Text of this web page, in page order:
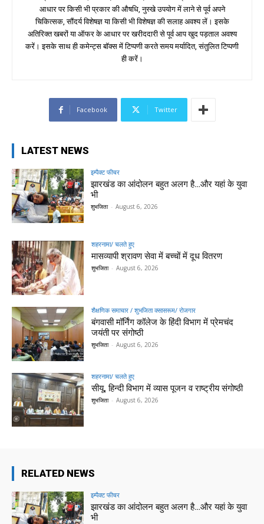
आधार पर किसी भी प्रकार की औषधि, नुस्खे उपयोग में लाने से पूर्व अपने
चिकित्सक, सौंदर्य विशेषज्ञ या किसी भी विशेषज्ञ की सलाह अवश्य लें। इसके
अतिरिक्त खबरों या ऑफर के आधार पर खरीददारी से पूर्व आप खुद पड़ताल अवश्य
करें। इसके साथ ही कमेन्ट्स बॉक्स में टिप्पणी करते समय मर्यादित, संतुलित टिप्पणी
ही करें।
Facebook Twitter
LATEST NEWS
इम्पैक्ट फीचर
झारखंड का आंदोलन बहुत अलग है…और यहां के युवा
भी
शुभजिता - August 6, 2026
शहरनामा/ चलते हुए
मासव्यापी श्रावण सेवा में बच्चों में दूध वितरण
शुभजिता - August 6, 2026
शैक्षणिक समाचार / शुभजिता क्सासरूम/ रोजगार
बंगवासी मॉर्निंग कॉलेज के हिंदी विभाग में प्रेमचंद
जयंती पर संगोष्ठी
शुभजिता - August 6, 2026
शहरनामा/ चलते हुए
सीयू, हिन्दी विभाग में व्यास पूजन व राष्ट्रीय संगोष्ठी
शुभजिता - August 6, 2026
RELATED NEWS
इम्पैक्ट फीचर
झारखंड का आंदोलन बहुत अलग है…और यहां के युवा
भी